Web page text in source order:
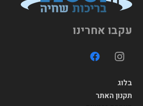
עקבו אחרינו
בלוג
תקנון האתר